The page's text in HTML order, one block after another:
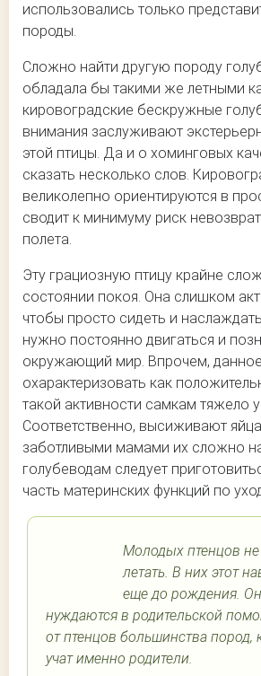
использовались только
породы.
Сложно найти другую породу
обладала бы такими же летными
кировоградские бескружные
внимания заслуживают
этой птицы. Да и о хоминговых
сказать несколько слов.
великолепно ориентируются в
сводит к минимуму риск
полета.
Эту грациозную птицу крайне
состоянии покоя. Она слишком
чтобы просто сидеть и
нужно постоянно двигаться и
окружающий мир. Впрочем, данное
охарактеризовать как
такой активности самкам тяжело
Соответственно, высиживают
заботливыми мамами их сложно
голубеводам следует
часть материнских функций по
Молодых птенцов
летать. В них этот
еще до рождения.
нуждаются в родительской
от птенцов большинства пород,
учат именно родители.